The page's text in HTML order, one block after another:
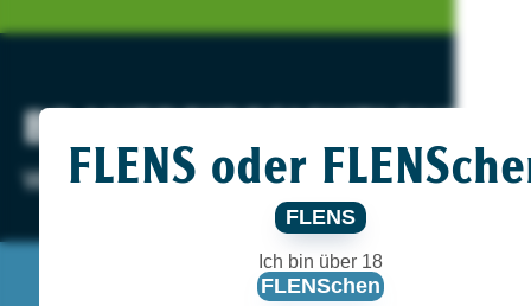
FLENS oder
FLENS
Ich bin über 18
FLENSchen
BRAUEREIBESICHTIGUNG.
Wann hast du das letzte Mal eine Brauerei